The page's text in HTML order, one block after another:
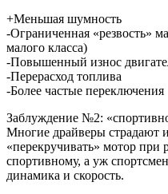
+Меньшая шумность
-Ограниченная «резвость»
малого класса)
-Повышенный износ
-Перерасход топлива
-Более частые переключения
Заблуждение №2:
Многие драйверы страдают
«перекручивать» мотор
спортивному, а уж
динамика и скорость.